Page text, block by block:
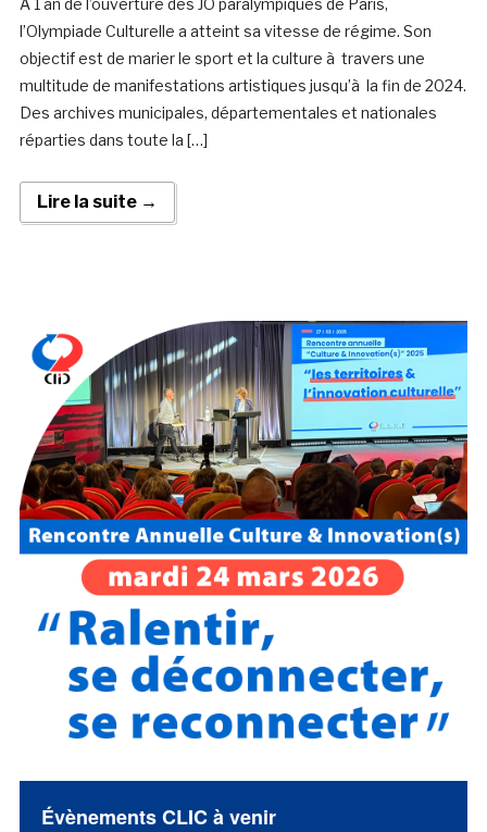
A 1 an de l’ouverture des JO paralympiques de Paris,
l’Olympiade Culturelle a atteint sa vitesse de régime. Son
objectif est de marier le sport et la culture à travers une
multitude de manifestations artistiques jusqu’à la fin de 2024.
Des archives municipales, départementales et nationales
réparties dans toute la […]
Lire la suite →
Évènements CLIC à venir